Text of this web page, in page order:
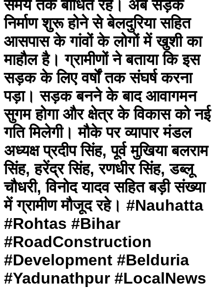
समय तक बाधित रहे। अब सड़क
निर्माण शुरू होने से बेलदुरिया सहित
आसपास के गांवों के लोगों में खुशी का
माहौल है। ग्रामीणों ने बताया कि इस
सड़क के लिए वर्षों तक संघर्ष करना
पड़ा। सड़क बनने के बाद आवागमन
सुगम होगा और क्षेत्र के विकास को नई
गति मिलेगी। मौके पर व्यापार मंडल
अध्यक्ष प्रदीप सिंह, पूर्व मुखिया बलराम
सिंह, हरेंद्र सिंह, रणधीर सिंह, डब्लू
चौधरी, विनोद यादव सहित बड़ी संख्या
में ग्रामीण मौजूद रहे। #Nauhatta
#Rohtas #Bihar
#RoadConstruction
#Development #Belduria
#Yadunathpur #LocalNews